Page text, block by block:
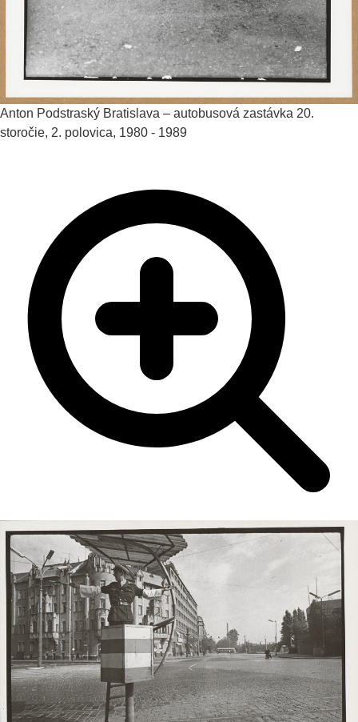
Anton Podstraský Bratislava – autobusová zastávka 20.
storočie, 2. polovica, 1980 - 1989